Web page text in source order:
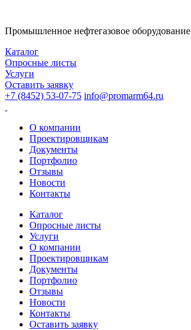
Промышленное нефтегазовое оборудование
Каталог
Опросные листы
Услуги
Оставить заявку
+7 (8452) 53-07-75 info@promarm64.ru
О компании
Проектировщикам
Документы
Портфолио
Отзывы
Новости
Контакты
Каталог
Опросные листы
Услуги
О компании
Проектировщикам
Документы
Портфолио
Отзывы
Новости
Контакты
Оставить заявку